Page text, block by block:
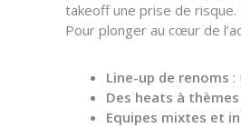
takeoff une prise de risque.
Pour plonger au cœur de
Line-up de renoms :
Des heats à thèmes
Equipes mixtes et